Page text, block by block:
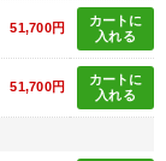
51,700円
カートに
入れる
51,700円
カートに
入れる